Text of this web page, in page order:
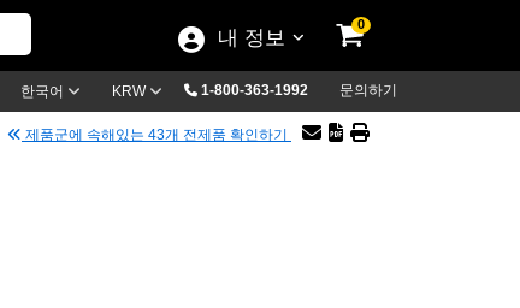
내 정보
0
한국어 KRW 1-800-363-1992 문의하기
제품군에 속해있는 43개 전제품 확인하기